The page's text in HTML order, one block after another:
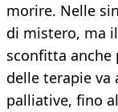
morire. Nelle
di mistero, ma
sconfitta anche
delle terapie va
palliative, fino